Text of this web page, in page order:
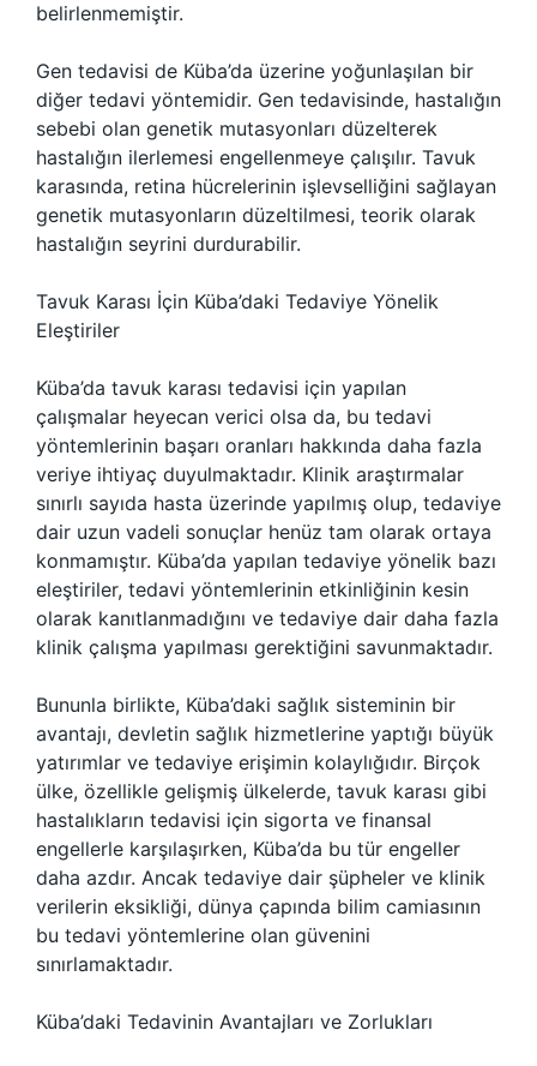
belirlenmemiştir.
Gen tedavisi de Küba’da üzerine yoğunlaşılan bir
diğer tedavi yöntemidir. Gen tedavisinde, hastalığın
sebebi olan genetik mutasyonları düzelterek
hastalığın ilerlemesi engellenmeye çalışılır. Tavuk
karasında, retina hücrelerinin işlevselliğini sağlayan
genetik mutasyonların düzeltilmesi, teorik olarak
hastalığın seyrini durdurabilir.
Tavuk Karası İçin Küba’daki Tedaviye Yönelik
Eleştiriler
Küba’da tavuk karası tedavisi için yapılan
çalışmalar heyecan verici olsa da, bu tedavi
yöntemlerinin başarı oranları hakkında daha fazla
veriye ihtiyaç duyulmaktadır. Klinik araştırmalar
sınırlı sayıda hasta üzerinde yapılmış olup, tedaviye
dair uzun vadeli sonuçlar henüz tam olarak ortaya
konmamıştır. Küba’da yapılan tedaviye yönelik bazı
eleştiriler, tedavi yöntemlerinin etkinliğinin kesin
olarak kanıtlanmadığını ve tedaviye dair daha fazla
klinik çalışma yapılması gerektiğini savunmaktadır.
Bununla birlikte, Küba’daki sağlık sisteminin bir
avantajı, devletin sağlık hizmetlerine yaptığı büyük
yatırımlar ve tedaviye erişimin kolaylığıdır. Birçok
ülke, özellikle gelişmiş ülkelerde, tavuk karası gibi
hastalıkların tedavisi için sigorta ve finansal
engellerle karşılaşırken, Küba’da bu tür engeller
daha azdır. Ancak tedaviye dair şüpheler ve klinik
verilerin eksikliği, dünya çapında bilim camiasının
bu tedavi yöntemlerine olan güvenini
sınırlamaktadır.
Küba’daki Tedavinin Avantajları ve Zorlukları